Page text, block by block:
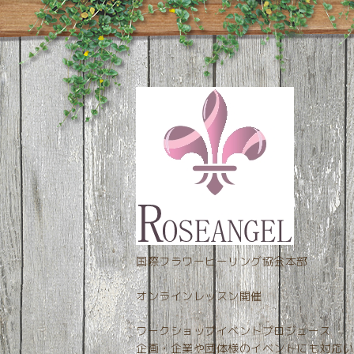
国際フラワーヒーリング協会本部
オンラインレッスン開催
ワークショップイベントプロジュース
企画・企業や団体様のイベントにも対応